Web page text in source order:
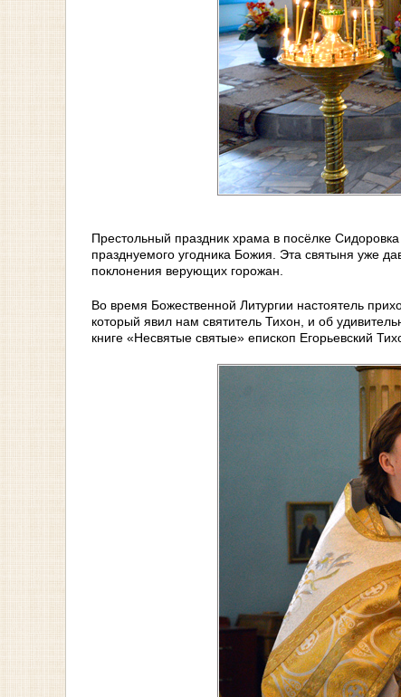
Престольный праздник храма в посёлке
празднуемого угодника Божия. Эта святыня уже
поклонения верующих горожан.
Во время Божественной Литургии настоятель
который явил нам святитель Тихон, и об
книге «Несвятые святые» епископ Егорьевский